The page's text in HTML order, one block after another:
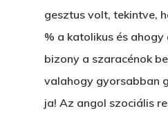
gesztus volt, tekintve,
% a katolikus és ahogy
bizony a szaracénok
valahogy gyorsabban
ja! Az angol szociális